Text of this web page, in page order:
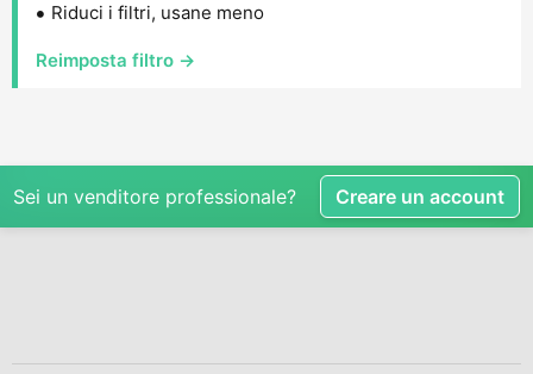
Riduci i filtri, usane meno
Reimposta filtro →
Sei un venditore professionale? Creare un account